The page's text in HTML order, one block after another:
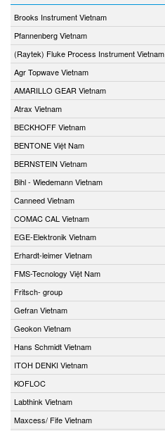
Brooks Instrument Vietnam
Pfannenberg Vietnam
(Raytek) Fluke Process Instrument Vietnam
Agr Topwave Vietnam
AMARILLO GEAR Vietnam
Atrax Vietnam
BECKHOFF Vietnam
BENTONE Việt Nam
BERNSTEIN Vietnam
Bihl - Wiedemann Vietnam
Canneed Vietnam
COMAC CAL Vietnam
EGE-Elektronik Vietnam
Erhardt-leimer Vietnam
FMS-Tecnology Việt Nam
Fritsch- group
Gefran Vietnam
Geokon Vietnam
Hans Schmidt Vietnam
ITOH DENKI Vietnam
KOFLOC
Labthink Vietnam
Maxcess/ Fife Vietnam